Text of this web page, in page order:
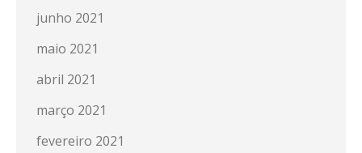
junho 2021
maio 2021
abril 2021
março 2021
fevereiro 2021